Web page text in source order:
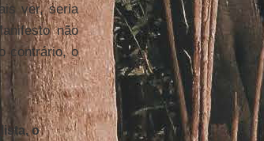
ver, seria
não
contrário, o
o